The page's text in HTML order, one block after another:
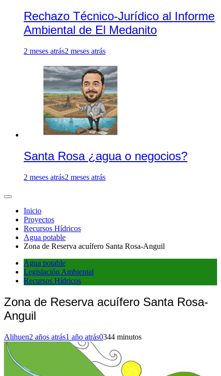
Rechazo Técnico-Jurídico al Informe
Ambiental de El Medanito
2 meses atrás2 meses atrás
Santa Rosa ¿agua o negocios?
2 meses atrás2 meses atrás
Inicio
Proyectos
Recursos Hídricos
Agua potable
Zona de Reserva acuífero Santa Rosa-Anguil
Agua potable
Legislación Ambiental
Recursos Hídricos
Zona de Reserva acuífero Santa Rosa-
Anguil
Alihuen2 años atrás1 año atrás0344 minutos